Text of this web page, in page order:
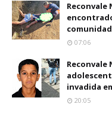
Reconvale
07:06
Reconvale
invadida
20:05